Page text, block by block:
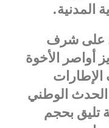
المدنية.
على شرف
أواصر الأخوة
الحدث الوطني
تليق بحجم